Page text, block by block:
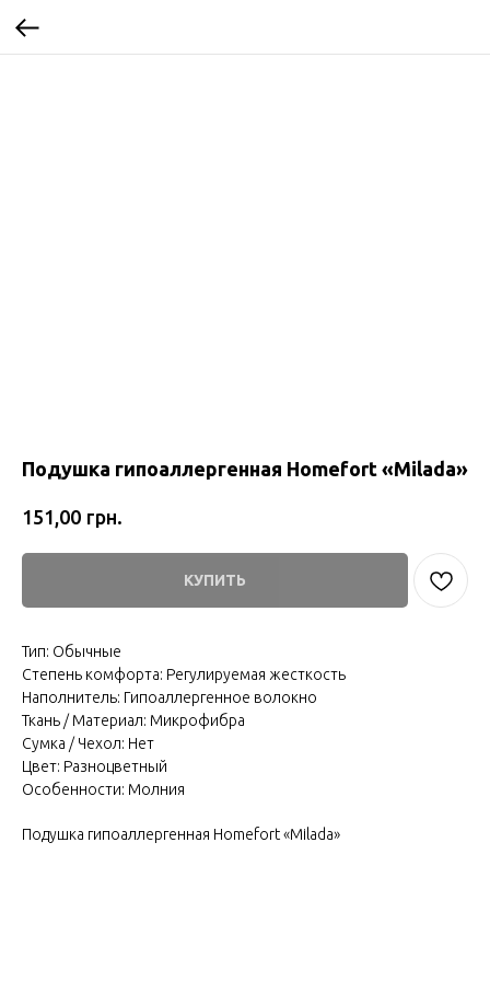
Подушка гипоаллергенная Homefort «Milada»
151,00 грн.
КУПИТЬ
Подушка гипоаллергенная Homefort «Milada»
Тип: Обычные
Степень комфорта: Регулируемая жесткость
Наполнитель: Гипоаллергенное волокно
Ткань / Материал: Микрофибра
Сумка / Чехол: Нет
Цвет: Разноцветный
Особенности: Молния